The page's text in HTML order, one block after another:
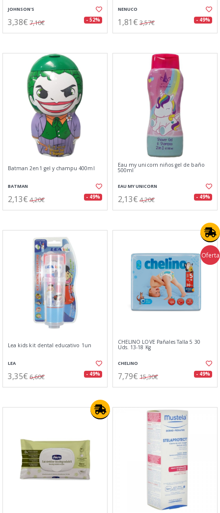
JOHNSON'S
3,38€ 7,10€ - 52%
NENUCO
1,81€ 3,57€ - 49%
Batman 2en1 gel y champu 400ml
BATMAN
2,13€ 4,20€ - 49%
Eau my unicorn niños gel de baño
500ml
EAU MY UNICORN
2,13€ 4,20€ - 49%
Lea kids kit dental educativo 1un
LEA
3,35€ 6,60€ - 49%
Oferta
CHELINO LOVE Pañales Talla 5 30
Uds. 13-18 Kg
CHELINO
7,79€ 15,30€ - 49%